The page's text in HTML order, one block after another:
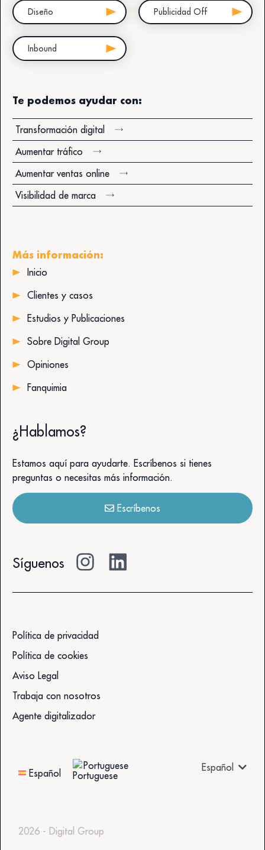
Diseño Publicidad Off
Inbound
Te podemos ayudar con:
Transformación digital
Aumentar tráfico
Aumentar ventas online
Visibilidad de marca
¿Hablamos?
Estamos aquí para ayudarte. Escríbenos si tienes
preguntas o necesitas más información.
Escríbenos
Más información:
Inicio
Clientes y casos
Estudios y Publicaciones
Sobre Digital Group
Opiniones
Fanquimia
Síguenos
Política de privacidad
Política de cookies
Aviso Legal
Trabaja con nosotros
Agente digitalizador
Español
Portuguese Español
2026 - Digital Group